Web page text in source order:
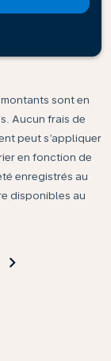
sont en
Aucun frais de
peut s’appliquer
en fonction de
enregistrés au
disponibles au